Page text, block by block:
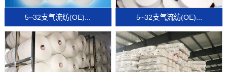
5~32支气流纺(OE)... 5~32支气流纺(OE)...